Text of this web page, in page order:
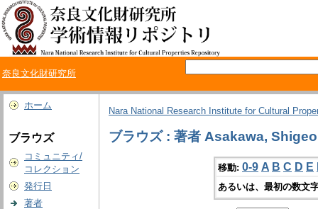
奈良文化財研究所
ホーム
ブラウズ
コミュニティ/
コレクション
発行日
著者
Nara National Research Institute for Cultural
ブラウズ : 著者 Asakawa, Shigeo
移動: 0-9 A B C D E
あるいは、最初の数文